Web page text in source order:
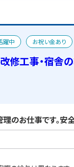
躍中 お祝い金あり
修工事・宿舎
お仕事です。安